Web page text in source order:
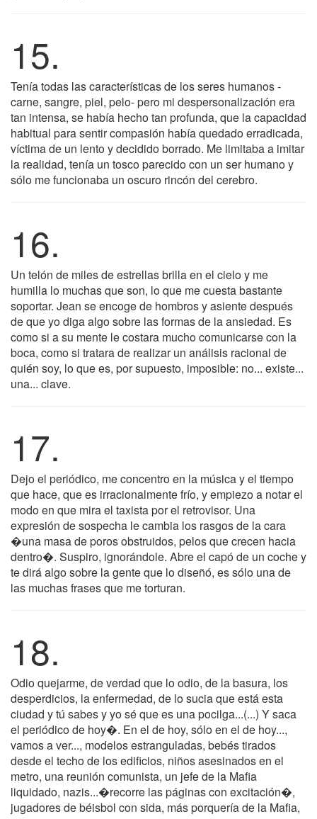
15.
Tenía todas las características de los seres humanos -
carne, sangre, piel, pelo- pero mi despersonalización era
tan intensa, se había hecho tan profunda, que la capacidad
habitual para sentir compasión había quedado erradicada,
víctima de un lento y decidido borrado. Me limitaba a imitar
la realidad, tenía un tosco parecido con un ser humano y
sólo me funcionaba un oscuro rincón del cerebro.
16.
Un telón de miles de estrellas brilla en el cielo y me
humilla lo muchas que son, lo que me cuesta bastante
soportar. Jean se encoge de hombros y asiente después
de que yo diga algo sobre las formas de la ansiedad. Es
como si a su mente le costara mucho comunicarse con la
boca, como si tratara de realizar un análisis racional de
quién soy, lo que es, por supuesto, imposible: no... existe...
una... clave.
17.
Dejo el periódico, me concentro en la música y el tiempo
que hace, que es irracionalmente frío, y empiezo a notar el
modo en que mira el taxista por el retrovisor. Una
expresión de sospecha le cambia los rasgos de la cara
�una masa de poros obstruidos, pelos que crecen hacia
dentro�. Suspiro, ignorándole. Abre el capó de un coche y
te dirá algo sobre la gente que lo diseñó, es sólo una de
las muchas frases que me torturan.
18.
Odio quejarme, de verdad que lo odio, de la basura, los
desperdicios, la enfermedad, de lo sucia que está esta
ciudad y tú sabes y yo sé que es una pocilga...(...) Y saca
el periódico de hoy�. En el de hoy, sólo en el de hoy...,
vamos a ver..., modelos estranguladas, bebés tirados
desde el techo de los edificios, niños asesinados en el
metro, una reunión comunista, un jefe de la Mafia
liquidado, nazis...�recorre las páginas con excitación�,
jugadores de béisbol con sida, más porquería de la Mafia,